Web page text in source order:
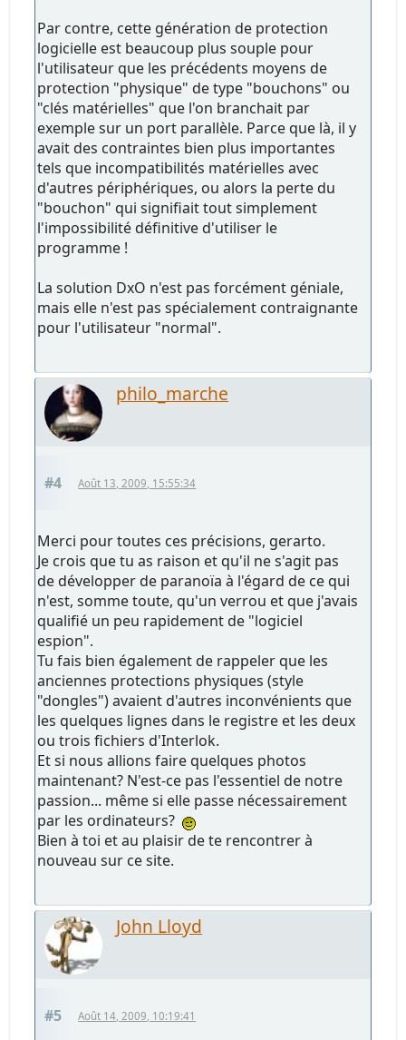
Par contre, cette génération de protection
logicielle est beaucoup plus souple pour
l'utilisateur que les précédents moyens de
protection "physique" de type "bouchons" ou
"clés matérielles" que l'on branchait par
exemple sur un port parallèle. Parce que là, il y
avait des contraintes bien plus importantes
tels que incompatibilités matérielles avec
d'autres périphériques, ou alors la perte du
"bouchon" qui signifiait tout simplement
l'impossibilité définitive d'utiliser le
programme !
La solution DxO n'est pas forcément géniale,
mais elle n'est pas spécialement contraignante
pour l'utilisateur "normal".
philo_marche
#4 Août 13, 2009, 15:55:34
Merci pour toutes ces précisions, gerarto.
Je crois que tu as raison et qu'il ne s'agit pas
de développer de paranoïa à l'égard de ce qui
n'est, somme toute, qu'un verrou et que j'avais
qualifié un peu rapidement de "logiciel
espion".
Tu fais bien également de rappeler que les
anciennes protections physiques (style
"dongles") avaient d'autres inconvénients que
les quelques lignes dans le registre et les deux
ou trois fichiers d'Interlok.
Et si nous allions faire quelques photos
maintenant? N'est-ce pas l'essentiel de notre
passion... même si elle passe nécessairement
par les ordinateurs?
Bien à toi et au plaisir de te rencontrer à
nouveau sur ce site.
John Lloyd
#5 Août 14, 2009, 10:19:41